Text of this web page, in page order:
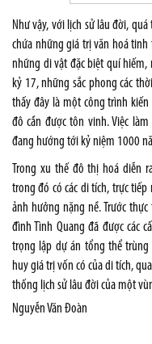
Như vậy, với lịch sử lâu đời,
chứa những giá trị văn hoá
những di vật đặc biệt quí hiếm,
kỷ 17, những sắc phong các
thấy đây là một công trình
đô cần được tôn vinh. Việc
đang hướng tới kỷ niệm 1000
Trong xu thế đô thị hoá diễn
trong đó có các di tích, trực
ảnh hưởng nặng nề. Trước
đình Tình Quang đã được các
trọng lập dự án tổng thể
huy giá trị vốn có của di tích,
thống lịch sử lâu đời của một
Nguyễn Văn Đoàn